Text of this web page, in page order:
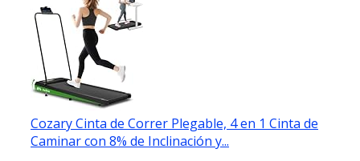
Cozary Cinta de Correr Plegable, 4 en 1 Cinta de
Caminar con 8% de Inclinación y...